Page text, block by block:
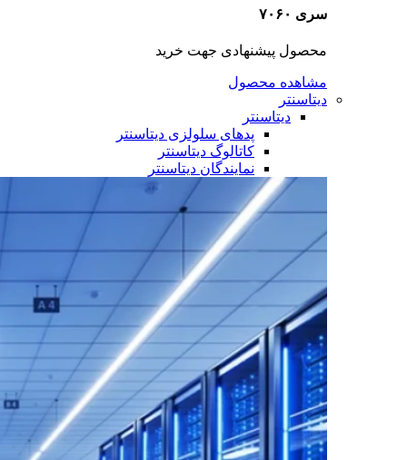
سری ۷۰۶۰
محصول پیشنهادی جهت خرید
مشاهده محصول
دیتاسنتر
دیتاسنتر
پدهای سلولزی دیتاسنتر
کاتالوگ دیتاسنتر
نمایندگان دیتاسنتر